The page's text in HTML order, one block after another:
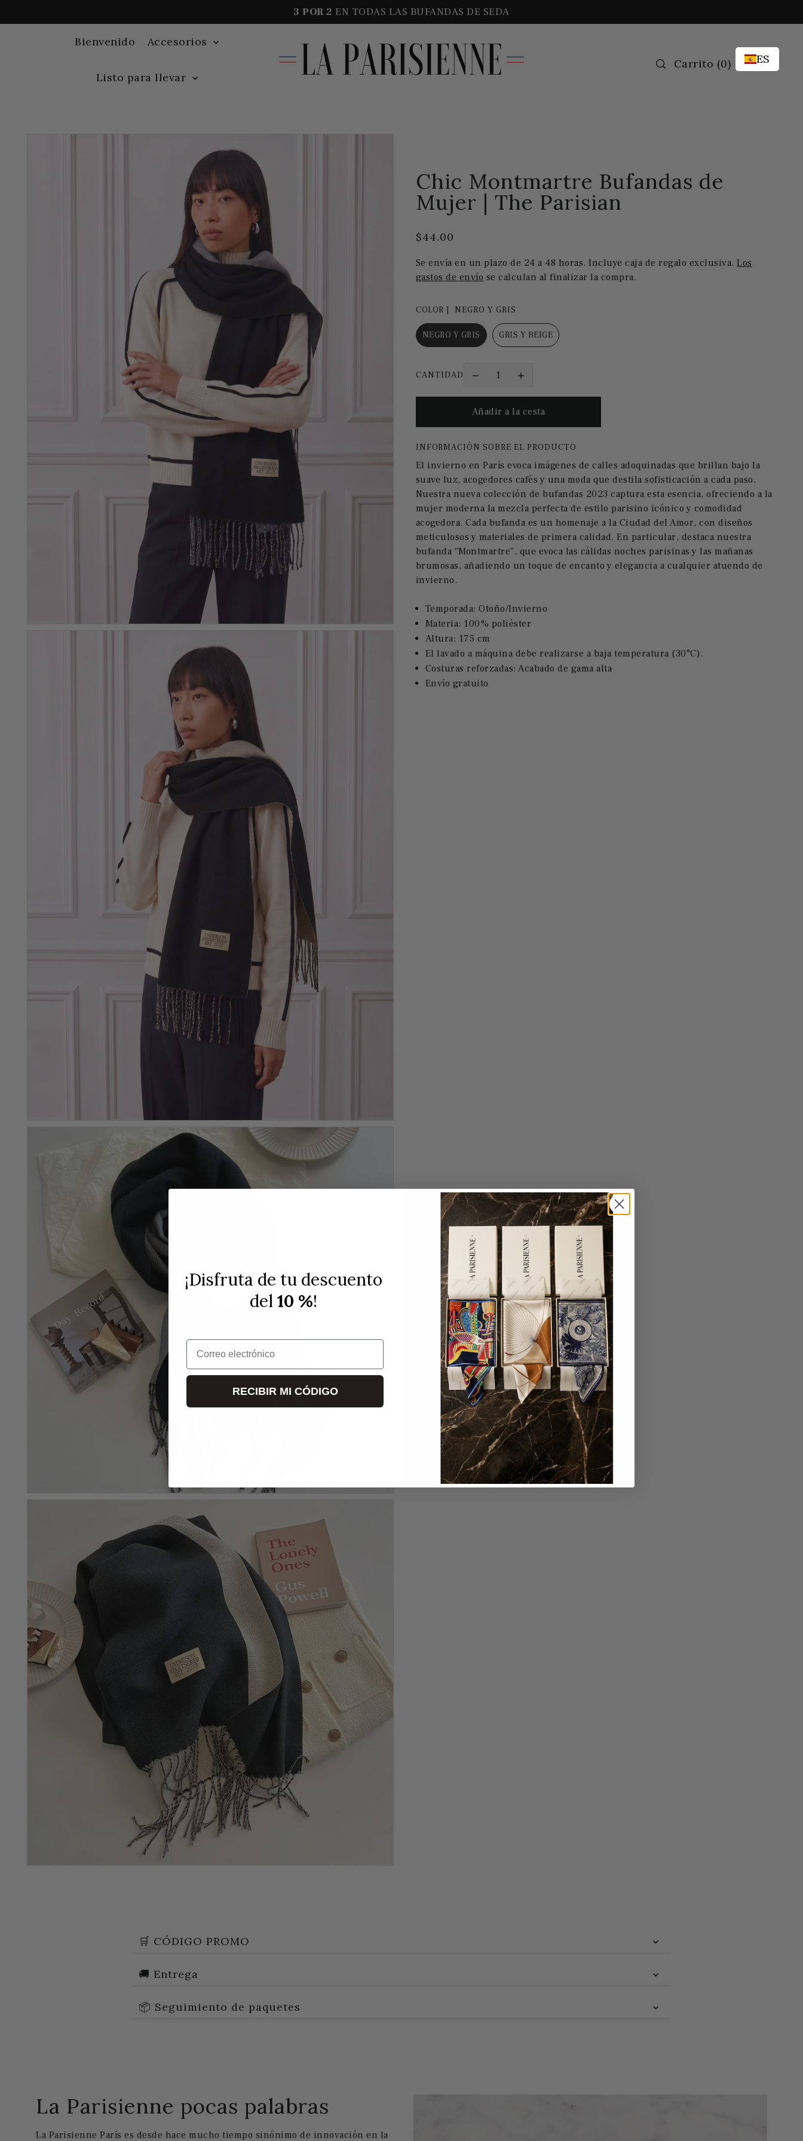
3 POR2 EN TODAS LAS BUFANDAS DE SEDA
Bienvenido Accesorios
Listo para llevar
Carrito (0) ES
Chic Montmartre Bufandas de
Mujer | The Parisian
$44.00
Se envía en un plazo de 24 a 48 horas. Incluye caja de regalo exclusiva.Los
gastos de envío se calculan al finalizar la compra.
COLOR | NEGRO Y GRIS
NEGRO Y GRIS GRIS Y BEIGE
CANTIDAD
INFORMACIÓN SOBRE EL PRODUCTO
El invierno en París evoca imágenes de calles adoquinadas que brillan bajo la
suave luz, acogedores cafés y una moda que destila sofisticación a cada paso.
Nuestra nueva colección de bufandas 2023 captura esta esencia, ofreciendo a la
mujer moderna la mezcla perfecta de estilo parisino icónico y comodidad
acogedora. Cada bufanda es un homenaje a la Ciudad del Amor, con diseños
meticulosos y materiales de primera calidad. En particular, destaca nuestra
bufanda "Montmartre", que evoca las cálidas noches parisinas y las mañanas
brumosas, añadiendo un toque de encanto y elegancia a cualquier atuendo de
invierno.
Temporada: Otoño/Invierno
Materia: 100% poliéster
Altura: 175 cm
El lavado a máquina debe realizarse a baja temperatura (30°C).
Costuras reforzadas: Acabado de gama alta
Envío gratuito
🛒 CÓDIGO PROMO
🚚 Entrega
📦 Seguimiento de paquetes
La Parisienne pocas palabras
La Parisienne París es desde hace mucho tiempo sinónimo de innovación en la
¡Disfruta de tu descuento
del 10 %!
Correo electrónico
RECIBIR MI CÓDIGO